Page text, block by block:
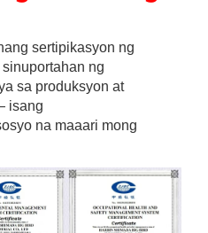
sertipikasyon ng
ng
sa produksyon at
isang
na maaari mong